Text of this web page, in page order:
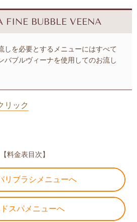
FINE BUBBLE VEENA
を必要とするメニューにはすべて
バブルヴィーナを使用してのお流し
リック
【料金表目次】
リブラシメニューへ
スパメニューへ